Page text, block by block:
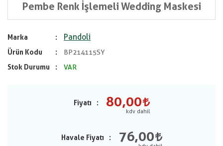
Pembe Renk İşlemeli Wedding Maskesi
Marka Pandoli
Ürün Kodu
BP214115SY
Stok Durumu
VAR
Fiyatı 80,00
Havale Fiyatı 76,00